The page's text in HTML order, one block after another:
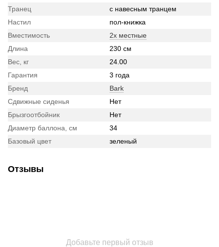
Транец
с навесным транцем
Настил
пол-книжка
Вместимость
2х местные
Длина
230 см
Вес, кг
24.00
Гарантия
3 года
Бренд
Bark
Сдвижные сиденья
Нет
Брызгоотбойник
Нет
Диаметр баллона, см
34
Базовый цвет
зеленый
Отзывы
Добавьте первый отзыв